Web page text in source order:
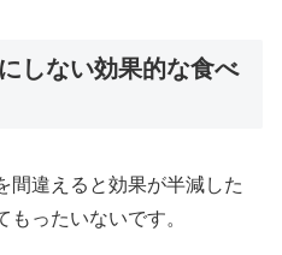
しない効果的な食べ
間違えると効果が半減した
もったいないです。